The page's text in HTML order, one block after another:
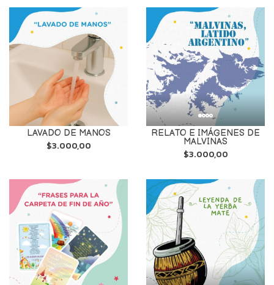
LAVADO DE MANOS
$3.000,00
RELATO E IMÁGENES DE
MALVINAS
$3.000,00